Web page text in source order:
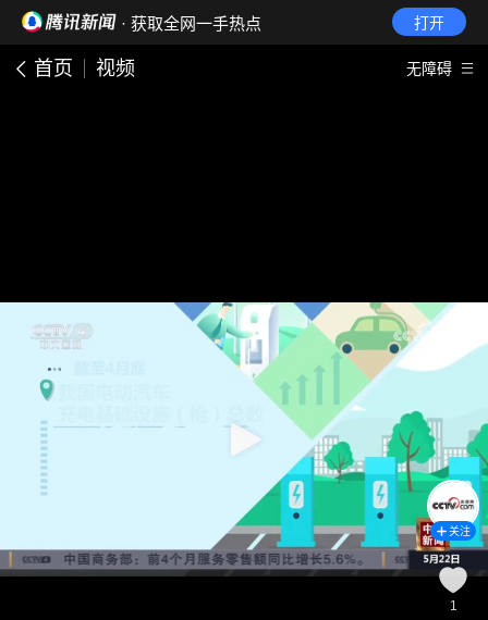
· 获取全网一手热点 打开
首页 视频 无障碍
关注
1